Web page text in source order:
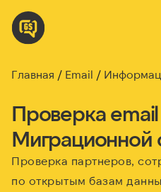
Главная Email
Проверка
Миграционной
Проверка партнеров,
по открытым базам